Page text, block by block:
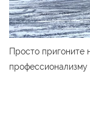
Просто пригоните